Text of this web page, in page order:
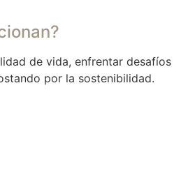
de vida, enfrentar desafíos
por la sostenibilidad.